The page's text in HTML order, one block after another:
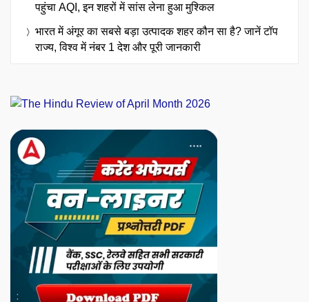
पहुंचा AQI, इन शहरों में सांस लेना हुआ मुश्किल
भारत में अंगूर का सबसे बड़ा उत्पादक शहर कौन सा है? जानें टॉप
राज्य, विश्व में नंबर 1 देश और पूरी जानकारी